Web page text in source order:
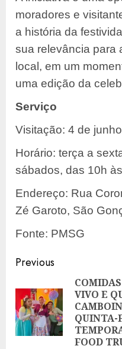
moradores e
a história da
sua relevância para
local, em um
uma edição da
Serviço
Visitação: 4 de
Horário: terça a
sábados, das 10h
Endereço: Rua
Zé Garoto, São
Fonte: PMSG
Post
navigation
Previous
VIVO E
QUINTA-
FOOD